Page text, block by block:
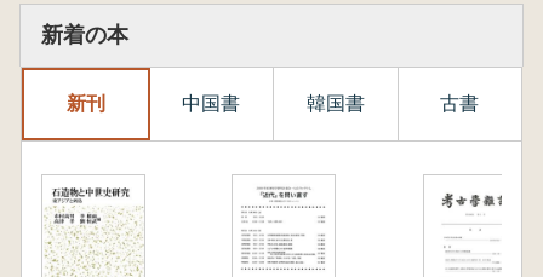
新着の本
新刊 中国書 韓国書 古書